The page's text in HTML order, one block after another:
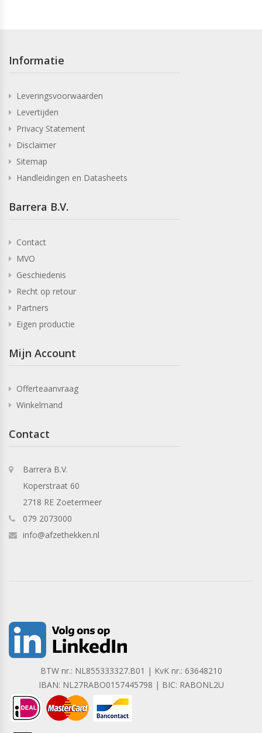
Informatie
Leveringsvoorwaarden
Levertijden
Privacy Statement
Disclaimer
Sitemap
Handleidingen en Datasheets
Barrera B.V.
Contact
MVO
Geschiedenis
Recht op retour
Partners
Eigen productie
Mijn Account
Offerteaanvraag
Winkelmand
Contact
Barrera B.V.
Koperstraat 60
2718 RE Zoetermeer
079 2073000
info@afzethekken.nl
BTW nr.: NL855333327.B01 | KvK nr.: 63648210
IBAN: NL27RABO0157445798 | BIC: RABONL2U